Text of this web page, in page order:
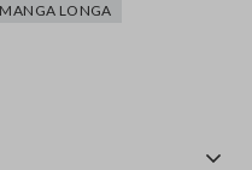
MANGA LONGA